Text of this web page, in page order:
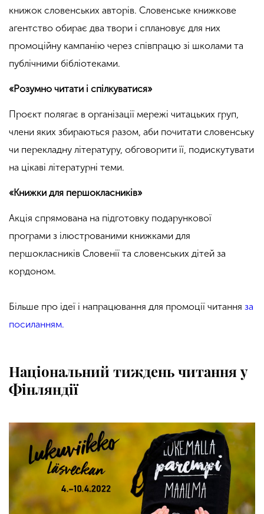
книжок словенських авторів. Словенське книжкове
агентство обирає два твори і сплановує для них
промоційну кампанію через співпрацю зі школами та
публічними бібліотеками.
«Розумно читати і спілкуватися»
Проєкт полягає в організації мережі читацьких груп,
члени яких збираються разом, аби почитати словенську
чи перекладну літературу, обговорити її, подискутувати
на цікаві літературні теми.
«Книжки для першокласників»
Акція спрямована на підготовку подарункової
програми з ілюстрованими книжками для
першокласників Словенії та словенських дітей за
кордоном.
Більше про ідеї і напрацювання для промоції читання за
посиланням.
Національний тиждень читання у
Фінляндії